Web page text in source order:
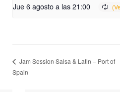
Jue 6 agosto a las 21:00
Jam Session Salsa & Latin – Port of
Spain